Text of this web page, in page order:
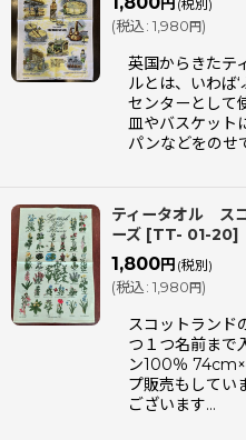
円 (税別)
(税込: 1,980 円)
英国からきたテ
ルとは、いわば
センターとして
皿やバスケット
パンなどをのせ
ティータオル ス
ーズ [TT- 01-20]
1,800円 (税別)
(税込: 1,980 円)
スコットランド
つ１つ名前まで
ン100％
プ販売もしてい
ございます…